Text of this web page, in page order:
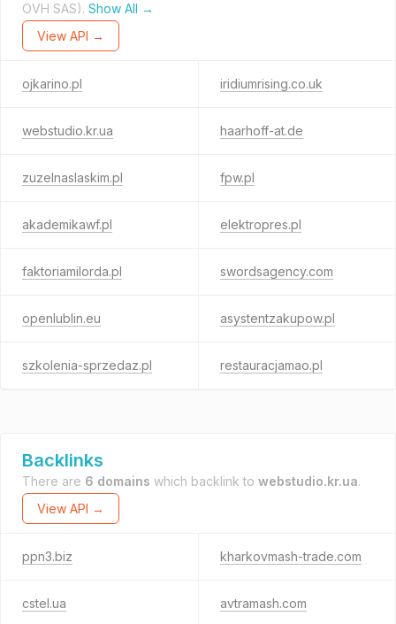
OVH SAS). Show All →
View API →
ojkarino.pl iridiumrising.co.uk
webstudio.kr.ua haarhoff-at.de
zuzelnaslaskim.pl fpw.pl
akademikawf.pl elektropres.pl
faktoriamilorda.pl swordsagency.com
openlublin.eu asystentzakupow.pl
szkolenia-sprzedaz.pl restauracjamao.pl
Backlinks
There are 6 domains which backlink to webstudio.kr.ua.
View API →
ppn3.biz kharkovmash-trade.com
cstel.ua avtramash.com